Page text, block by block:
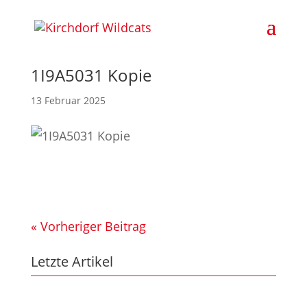
1I9A5031 Kopie
13 Februar 2025
« Vorheriger Beitrag
Letzte Artikel